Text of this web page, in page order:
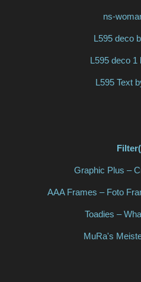
ns-
L595 deco
L595 deco
L595 Text
Graphic Plus –
AAA Frames – Foto
Toadies –
MuRa's